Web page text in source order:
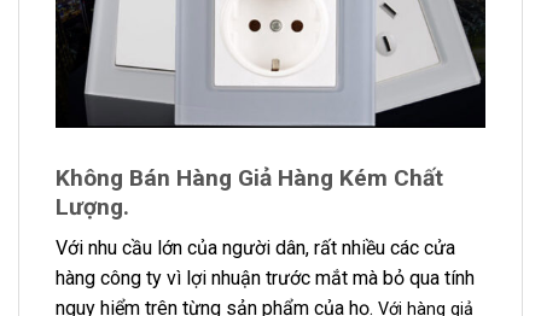
Không Bán Hàng Giả Hàng Kém Chất
Lượng.
Với nhu cầu lớn của người dân, rất nhiều các cửa
hàng công ty vì lợi nhuận trước mắt mà bỏ qua tính
nguy hiểm trên từng sản phẩm của họ. Với hàng giả